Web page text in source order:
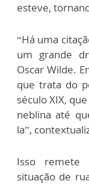
esteve,
“Há uma
um grande
Oscar Wilde.
que trata do
século XIX,
neblina até
la”,
Isso remete
situação de